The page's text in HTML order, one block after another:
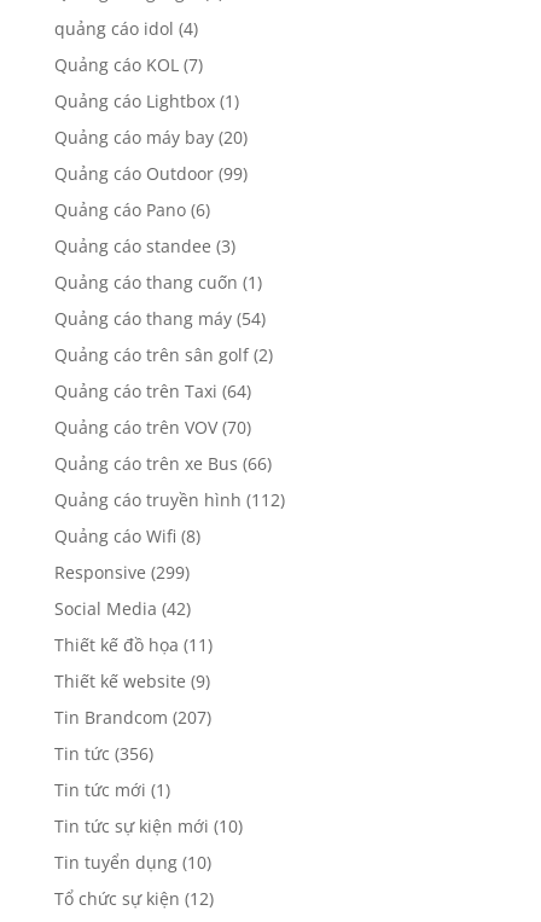
quảng cáo idol (4)
Quảng cáo KOL(7)
Quảng cáo Lightbox(1)
Quảng cáo máy bay(20)
Quảng cáo Outdoor(99)
Quảng cáo Pano(6)
Quảng cáo standee (3)
Quảng cáo thang cuốn (1)
Quảng cáo thang máy(54)
Quảng cáo trên sân golf(2)
Quảng cáo trên Taxi (64)
Quảng cáo trên VOV(70)
Quảng cáo trên xe Bus (66)
Quảng cáo truyền hình (112)
Quảng cáo Wifi (8)
Responsive (299)
Social Media (42)
Thiết kế đồ họa (11)
Thiết kế website (9)
Tin Brandcom (207)
Tin tức (356)
Tin tức mới (1)
Tin tức sự kiện mới (10)
Tin tuyển dụng(10)
Tổ chức sự kiện (12)